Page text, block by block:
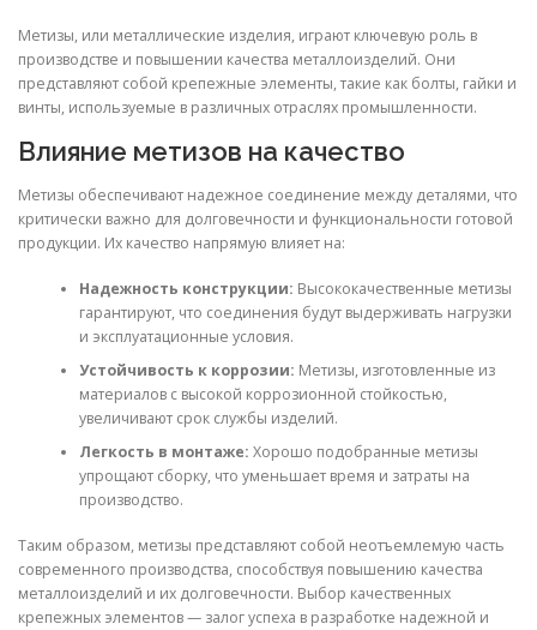
Метизы, или металлические изделия, играют ключевую роль в
производстве и повышении качества металлоизделий. Они
представляют собой крепежные элементы, такие как болты, гайки и
винты, используемые в различных отраслях промышленности.
Влияние метизов на качество
Метизы обеспечивают надежное соединение между деталями, что
критически важно для долговечности и функциональности готовой
продукции. Их качество напрямую влияет на:
Надежность конструкции: Высококачественные метизы
гарантируют, что соединения будут выдерживать нагрузки
и эксплуатационные условия.
Устойчивость к коррозии: Метизы, изготовленные из
материалов с высокой коррозионной стойкостью,
увеличивают срок службы изделий.
Легкость в монтаже: Хорошо подобранные метизы
упрощают сборку, что уменьшает время и затраты на
производство.
Таким образом, метизы представляют собой неотъемлемую часть
современного производства, способствуя повышению качества
металлоизделий и их долговечности. Выбор качественных
крепежных элементов — залог успеха в разработке надежной и